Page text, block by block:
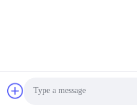
엔진 발전기 공급자. 저작권
Electric Co., Ltd